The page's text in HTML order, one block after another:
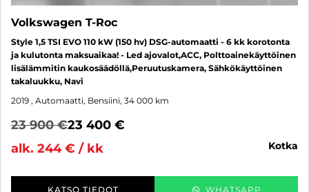
Volkswagen T-Roc
Style 1,5 TSI EVO 110 kW (150 hv) DSG-automaatti - 6 kk korotonta
ja kulutonta maksuaikaa! - Led ajovalot,ACC, Polttoainekäyttöinen
lisälämmitin kaukosäädöllä,Peruutuskamera, Sähkökäyttöinen
takaluukku, Navi
2019 , Automaatti, Bensiini, 34 000 km
23 900 €23 400 €
alk. 244 € / kk
kotka
KATSO TIEDOT WHATSAPP